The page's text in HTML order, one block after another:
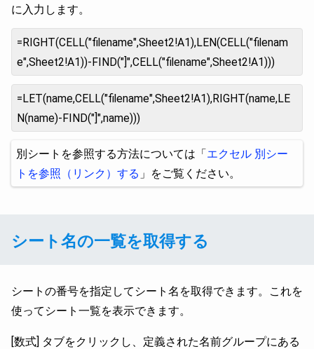
に入力します。
=RIGHT(CELL("filename",Sheet2!A1),LEN(CELL("filenam
e",Sheet2!A1))-FIND("]",CELL("filename",Sheet2!A1)))
=LET(name,CELL("filename",Sheet2!A1),RIGHT(name,LE
N(name)-FIND("]",name)))
別シートを参照する方法については「エクセル 別シー
トを参照（リンク）する 」をご覧ください。
シート名の一覧を取得する
シートの番号を指定してシート名を取得できます。これを
使ってシート一覧を表示できます。
[数式] タブをクリックし、定義された名前グループにある